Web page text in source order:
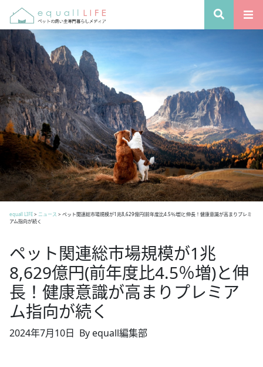
equall LIFE> ニュース > ペット関連総市場規模が1兆8,629億円(前年度比4.5％増)と伸長！健康意識が高まりプレミ
アム指向が続く
ペット関連総市場規模が1兆
8,629億円(前年度比4.5％増)と伸
長！健康意識が高まりプレミア
ム指向が続く
2024年7月10日 By equall編集部